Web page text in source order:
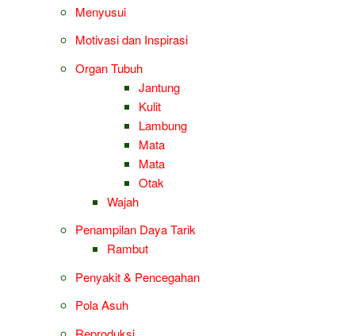
Menyusui
Motivasi dan Inspirasi
Organ Tubuh
Jantung
Kulit
Lambung
Mata
Mata
Otak
Wajah
Penampilan Daya Tarik
Rambut
Penyakit & Pencegahan
Pola Asuh